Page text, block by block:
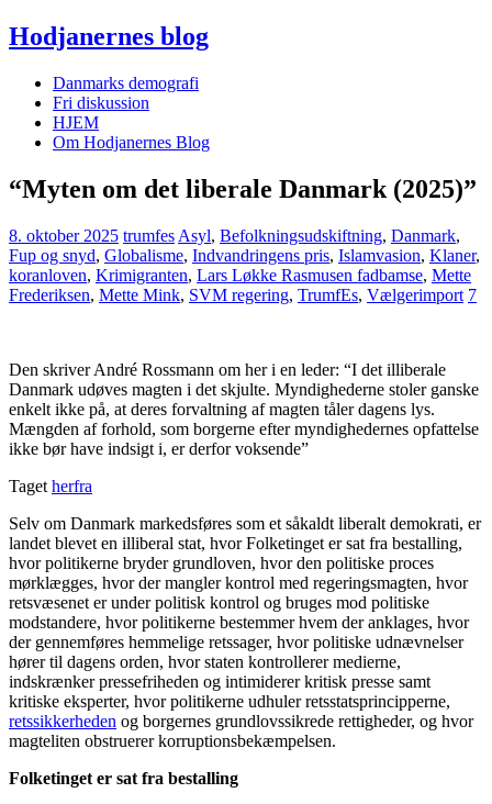
Hodjanernes blog
Danmarks demografi
Fri diskussion
HJEM
Om Hodjanernes Blog
“Myten om det liberale Danmark (2025)”
8. oktober 2025 trumfes Asyl, Befolkningsudskiftning, Danmark,
Fup og snyd, Globalisme, Indvandringens pris, Islamvasion, Klaner,
koranloven, Krimigranten, Lars Løkke Rasmusen fadbamse, Mette
Frederiksen, Mette Mink, SVM regering, TrumfEs, Vælgerimport 7
Den skriver André Rossmann om her i en leder: “I det illiberale
Danmark udøves magten i det skjulte. Myndighederne stoler ganske
enkelt ikke på, at deres forvaltning af magten tåler dagens lys.
Mængden af forhold, som borgerne efter myndighedernes opfattelse
ikke bør have indsigt i, er derfor voksende”
Taget herfra
Selv om Danmark markedsføres som et såkaldt liberalt demokrati, er
landet blevet en illiberal stat, hvor Folketinget er sat fra bestalling,
hvor politikerne bryder grundloven, hvor den politiske proces
mørklægges, hvor der mangler kontrol med regeringsmagten, hvor
retsvæsenet er under politisk kontrol og bruges mod politiske
modstandere, hvor politikerne bestemmer hvem der anklages, hvor
der gennemføres hemmelige retssager, hvor politiske udnævnelser
hører til dagens orden, hvor staten kontrollerer medierne,
indskrænker pressefriheden og intimiderer kritisk presse samt
kritiske eksperter, hvor politikerne udhuler retsstatsprincipperne,
retssikkerheden og borgernes grundlovssikrede rettigheder, og hvor
magteliten obstruerer korruptionsbekæmpelsen.
Folketinget er sat fra bestalling